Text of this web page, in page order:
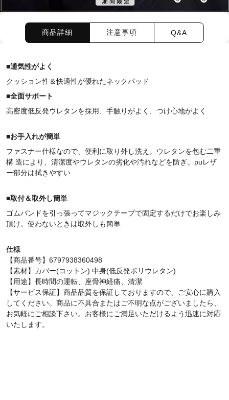
商品詳細 注意事項 Q&A
■通気性がよく
クッション性＆快適性が優れたネックパッド
■全面サポート
高密度低反発ウレタンを採用、手触りがよく、つけ心地がよく
■お手入れが簡単
ファスナー仕様なので、便利に取り外し洗え。ウレタンを包む二重
構 造により、清潔度やウレタンの劣化や汚れなどを防ぎ。puレザ
ー部分は拭きやすい
■取付＆取外し簡単
ゴムバンドを引っ張ってマジックテープで固定するだけでお楽しみ
頂け。使わないときは取外しも簡単
仕様
【商品番号】6797938360498
【素材】カバー(コットン) 中身(低反発ボリウレタン)
【用途】長時間の運転、座骨神経痛、清潔
【サービス保証】商品品質を保証しておりますので、ご安心に購入
してください。商品に不具合またはご不明な点がございましたら、
お気軽にご相談下さい。お客様にご満足いただけるよう迅速に対応
いたします。